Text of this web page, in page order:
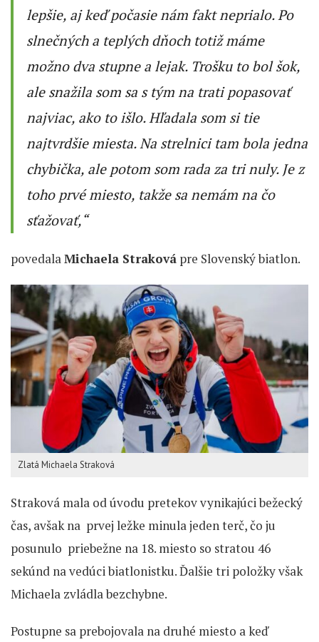
lepšie, aj keď počasie nám fakt neprialo. Po
slnečných a teplých dňoch totiž máme
možno dva stupne a lejak. Trošku to bol šok,
ale snažila som sa s tým na trati popasovať
najviac, ako to išlo. Hľadala som si tie
najtvrdšie miesta. Na strelnici tam bola jedna
chybička, ale potom som rada za tri nuly. Je z
toho prvé miesto, takže sa nemám na čo
sťažovať,“
povedalaMichaela Straková pre Slovenský biatlon.
Zlatá Michaela Straková
Straková mala od úvodu pretekov vynikajúci bežecký
čas, avšak na prvej ležke minula jeden terč, čo ju
posunulo priebežne na 18. miesto so stratou 46
sekúnd na vedúci biatlonistku. Ďalšie tri položky však
Michaela zvládla bezchybne.
Postupne sa prebojovala na druhé miesto a keď